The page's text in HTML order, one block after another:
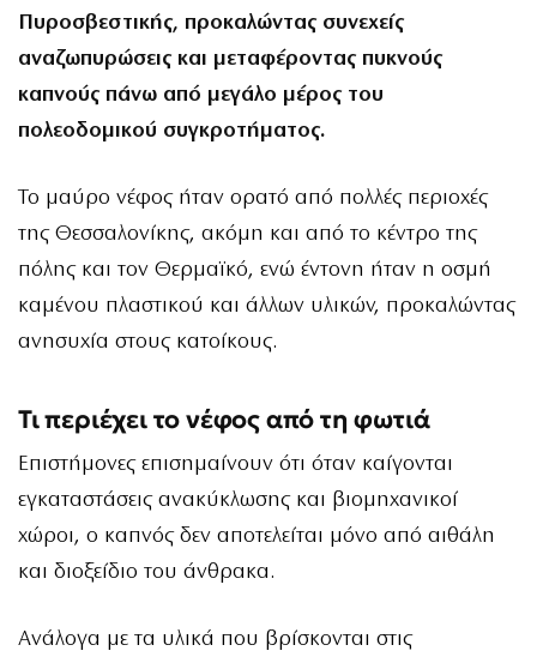
Πυροσβεστικής, προκαλώντας συνεχείς
αναζωπυρώσεις και μεταφέροντας πυκνούς
καπνούς πάνω από μεγάλο μέρος του
πολεοδομικού συγκροτήματος.
Το μαύρο νέφος ήταν ορατό από πολλές περιοχές
της Θεσσαλονίκης, ακόμη και από το κέντρο της
πόλης και τον Θερμαϊκό, ενώ έντονη ήταν η οσμή
καμένου πλαστικού και άλλων υλικών, προκαλώντας
ανησυχία στους κατοίκους.
Τι περιέχει το νέφος από τη φωτιά
Επιστήμονες επισημαίνουν ότι όταν καίγονται
εγκαταστάσεις ανακύκλωσης και βιομηχανικοί
χώροι, ο καπνός δεν αποτελείται μόνο από αιθάλη
και διοξείδιο του άνθρακα.
Ανάλογα με τα υλικά που βρίσκονται στις